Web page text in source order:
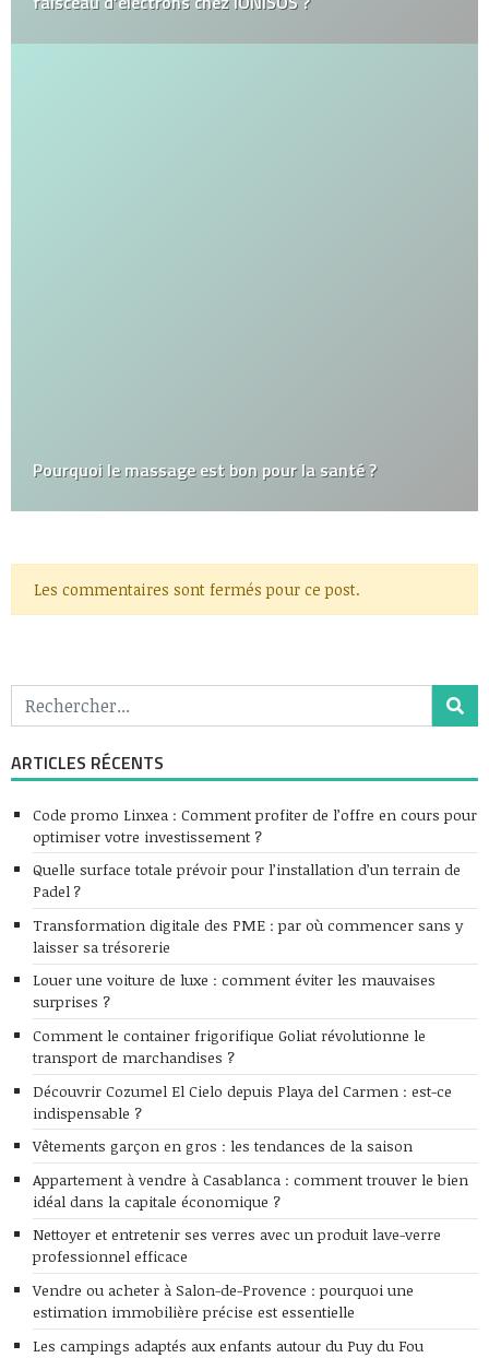
Pourquoi le massage est bon pour la santé ?
Les commentaires sont fermés pour ce post.
ARTICLES RÉCENTS
Code promo Linxea : Comment profiter de l’offre en cours pour
optimiser votre investissement ?
Quelle surface totale prévoir pour l’installation d’un terrain de
Padel ?
Transformation digitale des PME : par où commencer sans y
laisser sa trésorerie
Louer une voiture de luxe : comment éviter les mauvaises
surprises ?
Comment le container frigorifique Goliat révolutionne le
transport de marchandises ?
Découvrir Cozumel El Cielo depuis Playa del Carmen : est-ce
indispensable ?
Vêtements garçon en gros : les tendances de la saison
Appartement à vendre à Casablanca : comment trouver le bien
idéal dans la capitale économique ?
Nettoyer et entretenir ses verres avec un produit lave-verre
professionnel efficace
Vendre ou acheter à Salon-de-Provence : pourquoi une
estimation immobilière précise est essentielle
Les campings adaptés aux enfants autour du Puy du Fou